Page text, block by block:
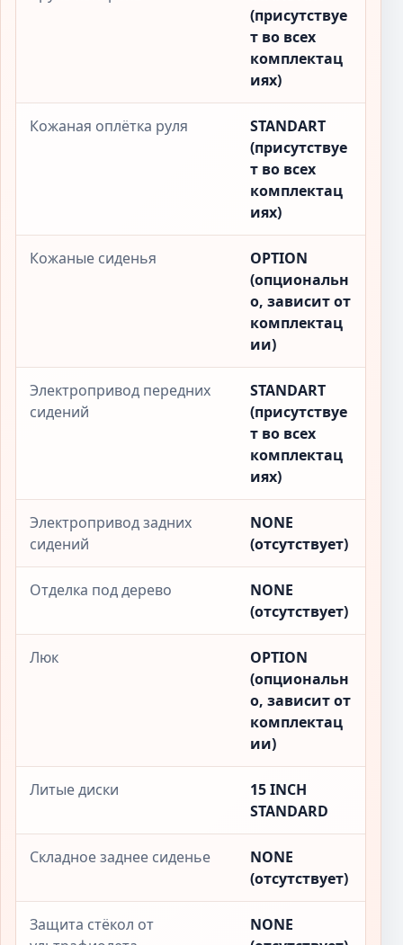
(присутствуе
т во всех
комплектац
иях)
Кожаная оплётка руля
STANDART
(присутствуе
т во всех
комплектац
иях)
Кожаные сиденья
OPTION
(опциональн
о, зависит от
комплектац
ии)
Электропривод передних
сидений
STANDART
(присутствуе
т во всех
комплектац
иях)
Электропривод задних
сидений
NONE
(отсутствует)
Отделка под дерево
NONE
(отсутствует)
Люк
OPTION
(опциональн
о, зависит от
комплектац
ии)
Литые диски
15 INCH
STANDARD
Складное заднее сиденье
NONE
(отсутствует)
Защита стёкол от
NONE